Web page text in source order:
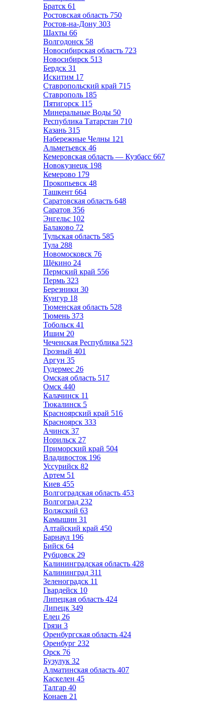
Братск 61
Ростовская область 750
Ростов-на-Дону 303
Шахты 66
Волгодонск 58
Новосибирская область 723
Новосибирск 513
Бердск 31
Искитим 17
Ставропольский край 715
Ставрополь 185
Пятигорск 115
Минеральные Воды 50
Республика Татарстан 710
Казань 315
Набережные Челны 121
Альметьевск 46
Кемеровская область — Кузбасс 667
Новокузнецк 198
Кемерово 179
Прокопьевск 48
Ташкент 664
Саратовская область 648
Саратов 356
Энгельс 102
Балаково 72
Тульская область 585
Тула 288
Новомосковск 76
Щёкино 24
Пермский край 556
Пермь 323
Березники 30
Кунгур 18
Тюменская область 528
Тюмень 373
Тобольск 41
Ишим 20
Чеченская Республика 523
Грозный 401
Аргун 35
Гудермес 26
Омская область 517
Омск 440
Калачинск 11
Тюкалинск 5
Красноярский край 516
Красноярск 333
Ачинск 37
Норильск 27
Приморский край 504
Владивосток 196
Уссурийск 82
Артем 51
Киев 455
Волгоградская область 453
Волгоград 232
Волжский 63
Камышин 31
Алтайский край 450
Барнаул 196
Бийск 64
Рубцовск 29
Калининградская область 428
Калининград 311
Зеленоградск 11
Гвардейск 10
Липецкая область 424
Липецк 349
Елец 26
Грязи 3
Оренбургская область 424
Оренбург 232
Орск 76
Бузулук 32
Алматинская область 407
Каскелен 45
Талгар 40
Конаев 21